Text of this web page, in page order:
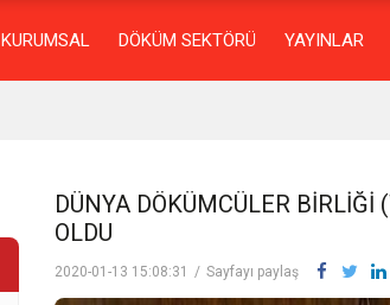
KURUMSAL DÖKÜM SEKTÖRÜ YAYINLAR
DÜNYA DÖKÜMCÜLER
OLDU
2020-01-13 15:08:31 / Sayfayı paylaş